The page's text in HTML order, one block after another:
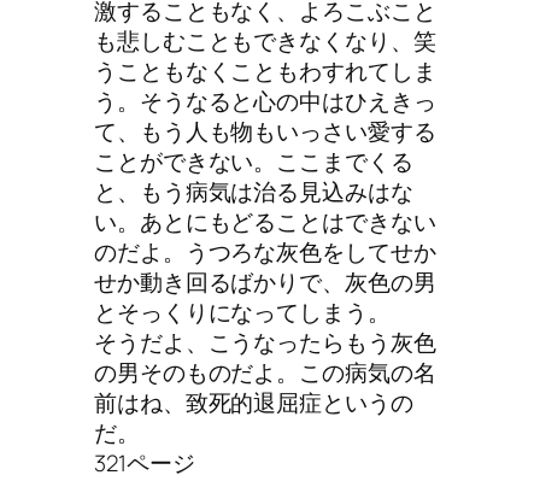
激することもなく、よろこぶこと
も悲しむこともできなくなり、笑
うこともなくこともわすれてしま
う。そうなると心の中はひえきっ
て、もう人も物もいっさい愛する
ことができない。ここまでくる
と、もう病気は治る見込みはな
い。あとにもどることはできない
のだよ。うつろな灰色をしてせか
せか動き回るばかりで、灰色の男
とそっくりになってしまう。
そうだよ、こうなったらもう灰色
の男そのものだよ。この病気の名
前はね、致死的退屈症というの
だ。
321ページ